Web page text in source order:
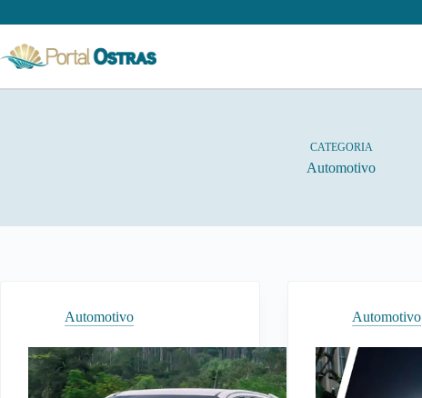
para
conteúdo
CATEGORIA
Automotivo
Automotivo Automotivo